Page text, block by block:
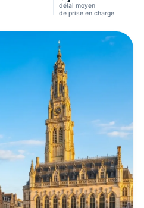
délai moyen
de prise en charge